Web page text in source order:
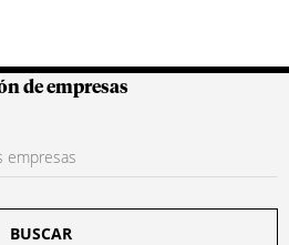
Colombianas
de empresas
BUSCAR